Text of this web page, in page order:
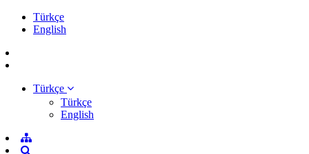
Türkçe
English
Türkçe
Türkçe
English